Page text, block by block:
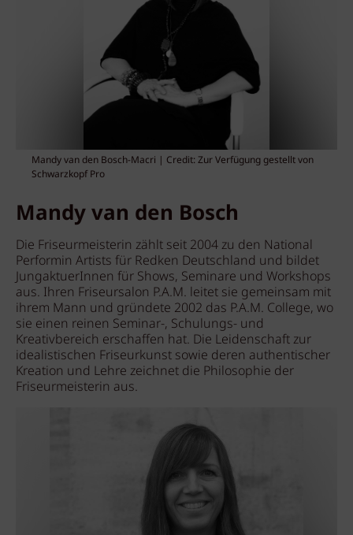
Mandy van den Bosch-Macri | Credit: Zur Verfügung gestellt von
Schwarzkopf Pro
Mandy van den Bosch
Die Friseurmeisterin zählt seit 2004 zu den National
Performin Artists für Redken Deutschland und bildet
JungaktuerInnen für Shows, Seminare und Workshops
aus. Ihren Friseursalon P.A.M. leitet sie gemeinsam mit
ihrem Mann und gründete 2002 das P.A.M. College, wo
sie einen reinen Seminar-, Schulungs- und
Kreativbereich erschaffen hat. Die Leidenschaft zur
idealistischen Friseurkunst sowie deren authentischer
Kreation und Lehre zeichnet die Philosophie der
Friseurmeisterin aus.